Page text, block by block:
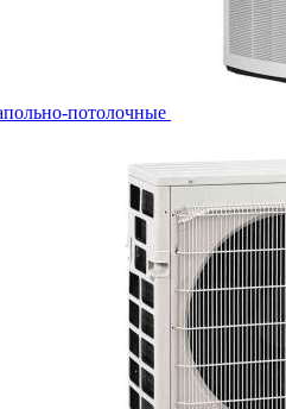
потолочные